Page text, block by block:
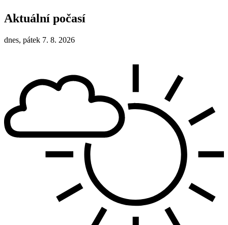
Aktuální počasí
dnes, pátek 7. 8. 2026